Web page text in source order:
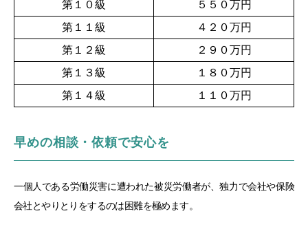
第１０級
５５０万円
第１１級
４２０万円
第１２級
２９０万円
第１３級
１８０万円
第１４級
１１０万円
早めの相談・依頼で安心を
一個人である労働災害に遭われた被災労働者が、独力で会社や保険
会社とやりとりをするのは困難を極めます。